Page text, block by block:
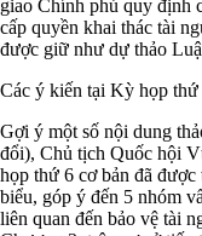
giao Chính phủ quy định
cấp quyền khai thác tài
được giữ như dự thảo
Các ý kiến tại Kỳ họp thứ
Gợi ý một số nội dung
đổi), Chủ tịch Quốc hội
họp thứ 6 cơ bản đã
biểu, góp ý đến 5 nhóm
liên quan đến bảo vệ tài